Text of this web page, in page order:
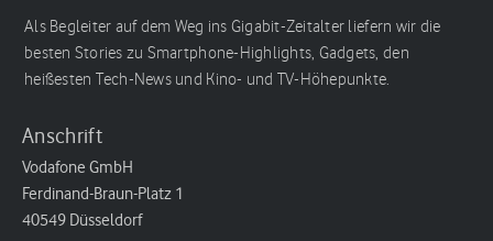
Als Begleiter auf dem Weg ins Gigabit-Zeitalter liefern wir die
besten Stories zu Smartphone-Highlights, Gadgets, den
heißesten Tech-News und Kino- und TV-Höhepunkte.
Anschrift
Vodafone GmbH
Ferdinand-Braun-Platz 1
40549 Düsseldorf